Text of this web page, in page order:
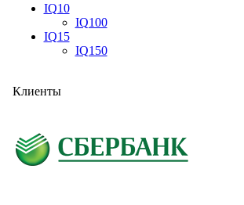
IQ10
IQ100
IQ15
IQ150
Клиенты